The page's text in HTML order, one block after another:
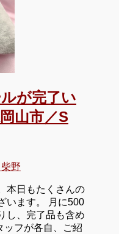
が完了い
山市／S
野
本日もたくさんの
います。 月に500
し、完了品も含め
ッフが各自、ご紹